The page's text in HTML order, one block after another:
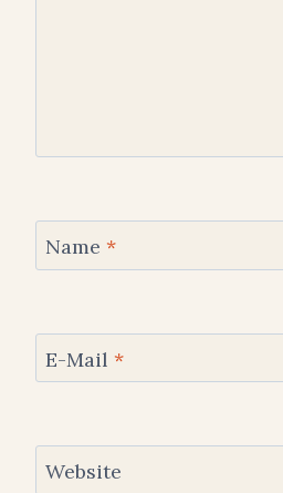
Name *
E-Mail *
Website